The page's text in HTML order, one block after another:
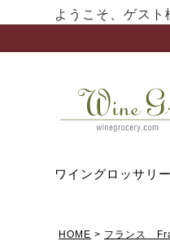
ようこそ、ゲスト
ワイングロッサリ
HOME フランス